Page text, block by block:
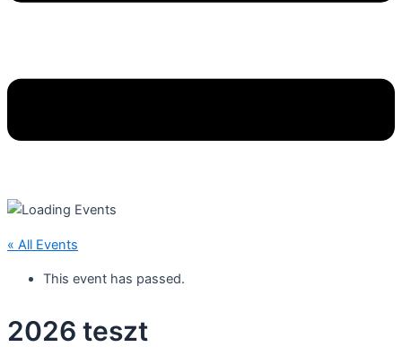
« All Events
This event has passed.
2026 teszt